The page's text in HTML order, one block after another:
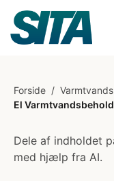
Forside /
El
Dele af indholdet
med hjælp fra AI.